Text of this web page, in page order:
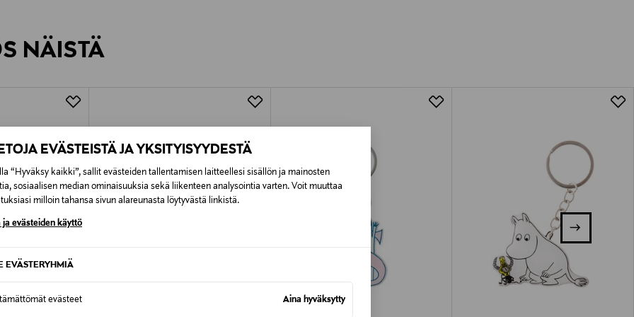
EVÄSTEISTÄ JA YKSITYISYYDESTÄ
“Hyväksy kaikki”, sallit evästeiden tallentamisen laitteellesi sisällön ja mainosten
sosiaalisen median ominaisuuksia sekä liikenteen analysointia varten. Voit muuttaa
milloin tahansa sivun alareunasta löytyvästä linkistä.
ja evästeiden käyttö
EVÄSTERYHMIÄ
evästeet Aina hyväksytty
Alk. 6,90 €, kun toimitus on saatavilla valittuun osoitteeseen.
NÄISTÄ